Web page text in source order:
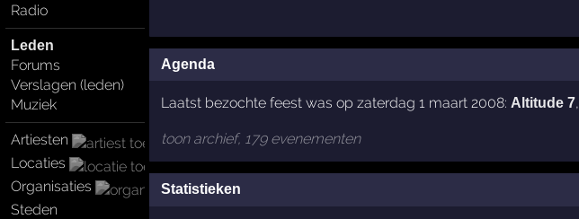
Radio
Leden
Forums
Verslagen (leden)
Muziek
Artiesten
Locaties
Organisaties
Steden
Agenda
Laatst bezochte feest was op zaterdag 1 maart 2008: Altitude 7,
toon archief, 179 evenementen
Statistieken